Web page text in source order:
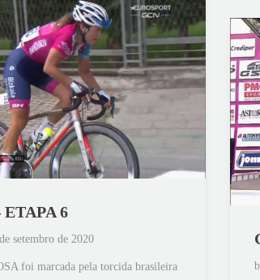
6
setembro de 2020
foi marcada pela torcida brasileira